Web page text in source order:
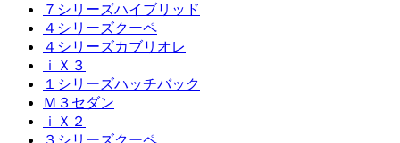
７シリーズハイブリッド
４シリーズクーペ
４シリーズカブリオレ
ｉＸ３
１シリーズハッチバック
Ｍ３セダン
ｉＸ２
３シリーズクーペ